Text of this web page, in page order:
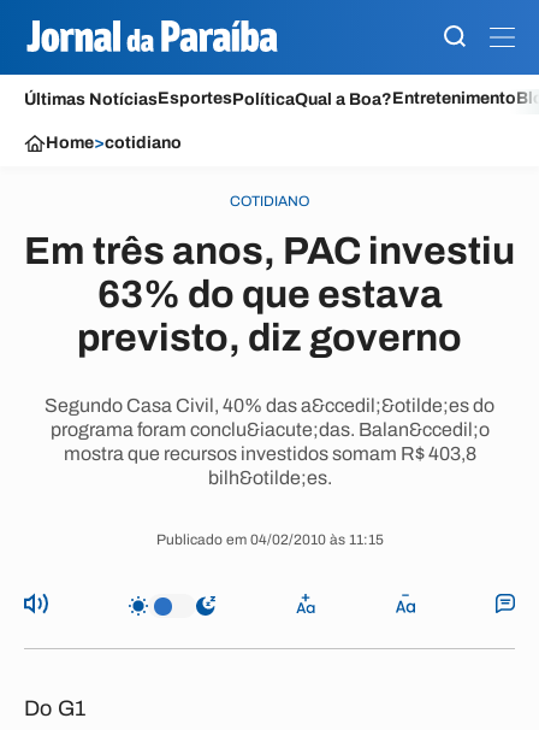
Últimas NotíciasEsportesPolíticaQual a Boa?Entretenimento
Home>cotidiano
COTIDIANO
Em três anos, PAC investiu
63% do que estava
previsto, diz governo
Segundo Casa Civil, 40% das a&ccedil;&otilde;es do
programa foram conclu&iacute;das. Balan&ccedil;o
mostra que recursos investidos somam R$ 403,8
bilh&otilde;es.
Publicado em 04/02/2010 às 11:15
Do G1